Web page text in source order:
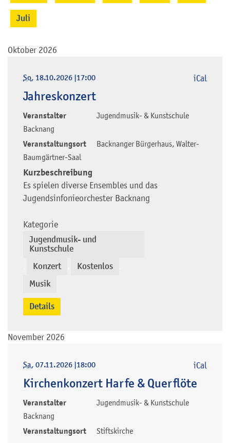
Juli
Oktober 2026
So, 18.10.2026 |17:00
Jahreskonzert
Veranstalter
Jugendmusik- & Kunstschule
Backnang
Veranstaltungsort
Backnanger Bürgerhaus, Walter-
Baumgärtner-Saal
Kurzbeschreibung
Es spielen diverse Ensembles und das
Jugendsinfonieorchester Backnang
Kategorie
Jugendmusik- und
Kunstschule
Konzert Kostenlos
Musik
iCal
Details
November 2026
Sa, 07.11.2026 |18:00
Kirchenkonzert Harfe & Querflöte
Veranstalter
Jugendmusik- & Kunstschule
Backnang
Veranstaltungsort Stiftskirche
iCal